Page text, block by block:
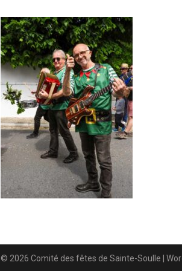
© 2026 Comité des fêtes de Sainte-Soulle |